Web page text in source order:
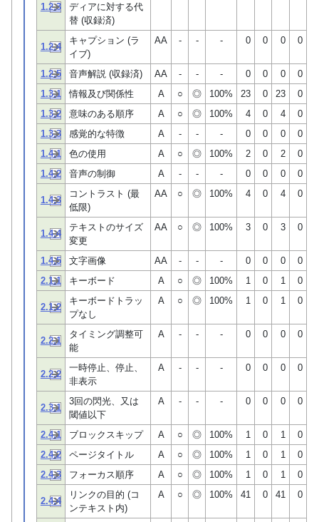
1.2.3
ディアに対する代
替 (収録済)
1.2.4
キャプション (ラ
イブ)
AA - - - 0 0 0 0
1.2.5 音声解説 (収録済) AA - - - 0 0 0
0
1.3.1
情報及び関係性 A ○ ◎ 100% 23 0 23
0
1.3.2
意味のある順序 A ○ ◎ 100% 4 0 4
0
1.3.3
感覚的な特徴 A - - - 0 0 0
0
1.4.1
色の使用 A ○ ◎ 100% 2 0 2
0
1.4.2
音声の制御 A - - - 0 0 0 0
1.4.3
コントラスト (最
低限)
AA ○ ◎ 100% 4 0 4 0
1.4.4
テキストのサイズ
変更
AA ○ ◎ 100% 3 0 3 0
1.4.5 文字画像 AA - - - 0 0 0
0
2.1.1
キーボード A ○ ◎ 100% 1 0 1 0
2.1.2
キーボードトラッ
プなし
A ○ ◎ 100% 1 0 1 0
2.2.1
タイミング調整可
能
A - - - 0 0 0 0
2.2.2
一時停止、停止、
非表示
A - - - 0 0 0 0
2.3.1
3回の閃光、又は
閾値以下
A - - - 0 0 0 0
2.4.1 ブロックスキップ A ○ ◎ 100% 1 0 1
0
2.4.2
ページタイトル A ○ ◎ 100% 1 0 1
0
2.4.3
フォーカス順序 A ○ ◎ 100% 1 0 1 0
2.4.4
リンクの目的 (コ
ンテキスト内)
A ○ ◎ 100% 41 0 41 0